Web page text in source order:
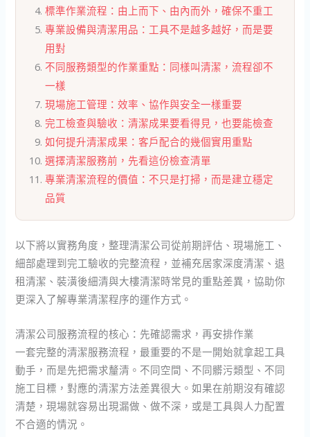
標準作業流程：由上而下、由內而外，確保不重工
專業設備與清潔用品：工具不是越多越好，而是要
用對
不同服務類型的作業重點：同樣叫清潔，流程卻不
一樣
現場施工管理：效率、協作與安全一樣重要
完工檢查與驗收：清潔成果要看得見，也要能檢查
如何提升清潔成果：客戶配合的幾個實用重點
選擇清潔服務前，先看這份檢查清單
專業清潔流程的價值：不只是打掃，而是建立穩定
品質
以下將以實務角度，整理清潔公司從前期評估、現場施工、
細部處理到完工驗收的完整流程，並補充居家深度清潔、退
租清潔、裝潢後細清與大樓清潔時常見的重點差異，協助你
更深入了解專業清潔程序的運作方式。
清潔公司服務流程的核心：先確認需求，再安排作業
一套完整的清潔服務流程，最重要的不是一開始就拿起工具
動手，而是先把需求釐清。不同空間、不同髒污類型、不同
施工目標，對應的清潔方法差異很大。如果在前期沒有確認
清楚，現場就容易出現漏做、做不深，或是工具與人力配置
不合適的情況。